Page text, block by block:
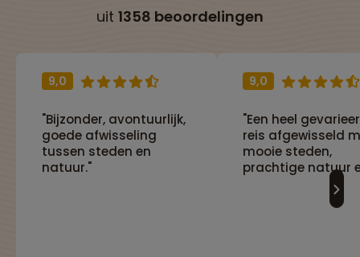
uit 1358 beoordelingen
9,0
"Bijzonder, avontuurlijk,
goede afwisseling
tussen steden en
natuur."
9,0
"Een heel
reis afgewisseld
mooie steden,
prachtige natuur
interessante